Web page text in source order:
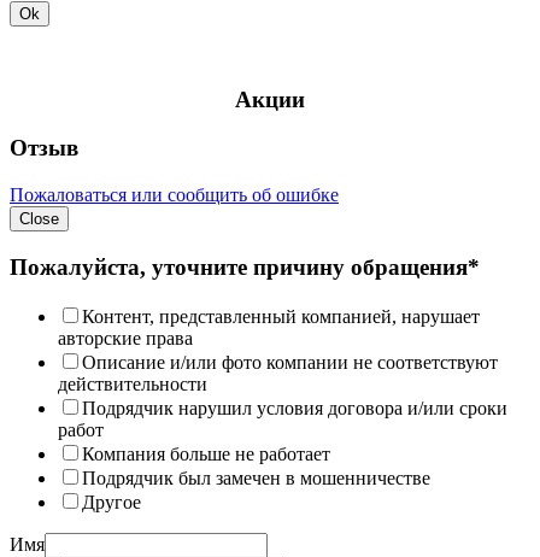
Ok
Акции
Отзыв
Пожаловаться или сообщить об ошибке
Close
Пожалуйста, уточните причину обращения*
Контент, представленный компанией, нарушает
авторские права
Описание и/или фото компании не соответствуют
действительности
Подрядчик нарушил условия договора и/или сроки
работ
Компания больше не работает
Подрядчик был замечен в мошенничестве
Другое
Имя